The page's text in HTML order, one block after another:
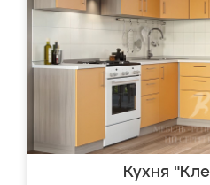
Кухня